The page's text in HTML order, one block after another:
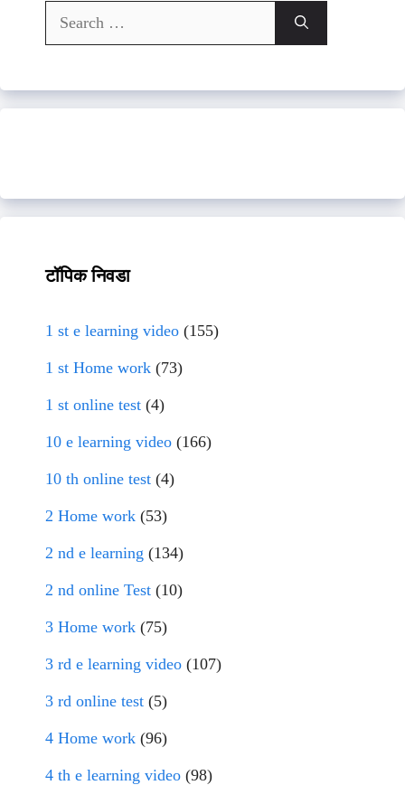
Search
for:
टॉपिक निवडा
1 st e learning video (155)
1 st Home work (73)
1 st online test (4)
10 e learning video (166)
10 th online test (4)
2 Home work (53)
2 nd e learning (134)
2 nd online Test (10)
3 Home work (75)
3 rd e learning video (107)
3 rd online test (5)
4 Home work (96)
4 th e learning video (98)